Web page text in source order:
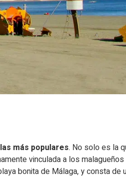
más populares. No solo es la
vinculada a los
bonita de Málaga, y consta de